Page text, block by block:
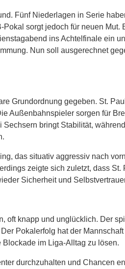
Fünf Niederlagen in Serie
sorgt jedoch für neuen Mut.
ins Achtelfinale ein
Nun soll ausgerechnet
Grundordnung gegeben. St.
Außenbahnspieler sorgen für
bringt Stabilität,
das situativ aggressiv nach
zeigte sich zuletzt, dass
Sicherheit und
oft knapp und unglücklich. Der
Pokalerfolg hat der
im Liga-Alltag zu lösen.
durchzuhalten und Chancen